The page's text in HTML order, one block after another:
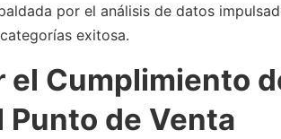
por el análisis de datos
exitosa.
el Cumplimiento
Punto de Venta